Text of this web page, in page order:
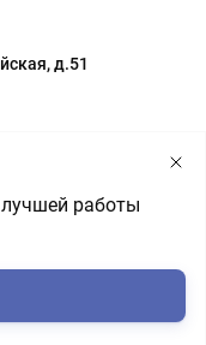
д.51
Транспортная, д.6а
работы